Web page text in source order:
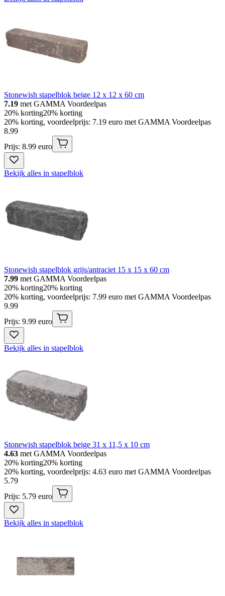
Stonewish stapelblok beige 12 x 12 x 60 cm
7.19 met GAMMA Voordeelpas
20% korting20% korting
20% korting, voordeelprijs: 7.19 euro met GAMMA Voordeelpas
8.99
Prijs: 8.99 euro
Bekijk alles in stapelblok
Stonewish stapelblok grijs/antraciet 15 x 15 x 60 cm
7.99 met GAMMA Voordeelpas
20% korting20% korting
20% korting, voordeelprijs: 7.99 euro met GAMMA Voordeelpas
9.99
Prijs: 9.99 euro
Bekijk alles in stapelblok
Stonewish stapelblok beige 31 x 11,5 x 10 cm
4.63 met GAMMA Voordeelpas
20% korting20% korting
20% korting, voordeelprijs: 4.63 euro met GAMMA Voordeelpas
5.79
Prijs: 5.79 euro
Bekijk alles in stapelblok